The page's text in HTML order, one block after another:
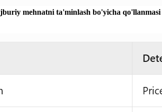
mehnatni ta'minlash bo'yicha qo'llanmasi